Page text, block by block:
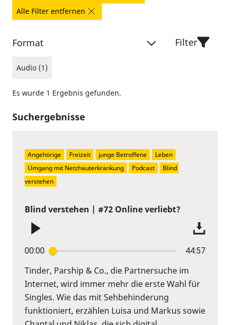
Alle Filter entfernen
Format
Audio (1)
Filter
Es wurde 1 Ergebnis gefunden.
Suchergebnisse
Blind verstehen | #72 Online verliebt?
00:00 44:57
Tinder, Parship & Co., die Partnersuche im
Internet, wird immer mehr die erste Wahl für
Singles. Wie das mit Sehbehinderung
funktioniert, erzählen Luisa und Markus sowie
Angehörige Freizeit junge Betroffene
Leben
Umgang mit Netzhauterkrankung
Podcast
Blind
verstehen